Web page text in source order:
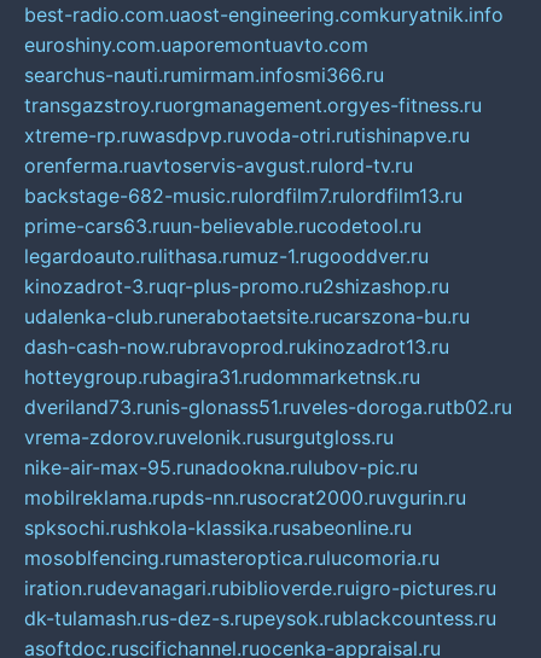
best-radio.com.uaost-engineering.comkuryatnik.info
euroshiny.com.uaporemontuavto.com
searchus-nauti.rumirmam.infosmi366.ru
transgazstroy.ruorgmanagement.orgyes-fitness.ru
xtreme-rp.ruwasdpvp.ruvoda-otri.rutishinapve.ru
orenferma.ruavtoservis-avgust.rulord-tv.ru
backstage-682-music.rulordfilm7.rulordfilm13.ru
prime-cars63.ruun-believable.rucodetool.ru
legardoauto.rulithasa.rumuz-1.rugooddver.ru
kinozadrot-3.ruqr-plus-promo.ru2shizashop.ru
udalenka-club.runerabotaetsite.rucarszona-bu.ru
dash-cash-now.rubravoprod.rukinozadrot13.ru
hotteygroup.rubagira31.rudommarketnsk.ru
dveriland73.runis-glonass51.ruveles-doroga.rutb02.ru
vrema-zdorov.ruvelonik.rusurgutgloss.ru
nike-air-max-95.runadookna.rulubov-pic.ru
mobilreklama.rupds-nn.rusocrat2000.ruvgurin.ru
spksochi.rushkola-klassika.rusabeonline.ru
mosoblfencing.rumasteroptica.rulucomoria.ru
iration.rudevanagari.rubiblioverde.ruigro-pictures.ru
dk-tulamash.rus-dez-s.rupeysok.rublackcountess.ru
asoftdoc.ruscifichannel.ruocenka-appraisal.ru